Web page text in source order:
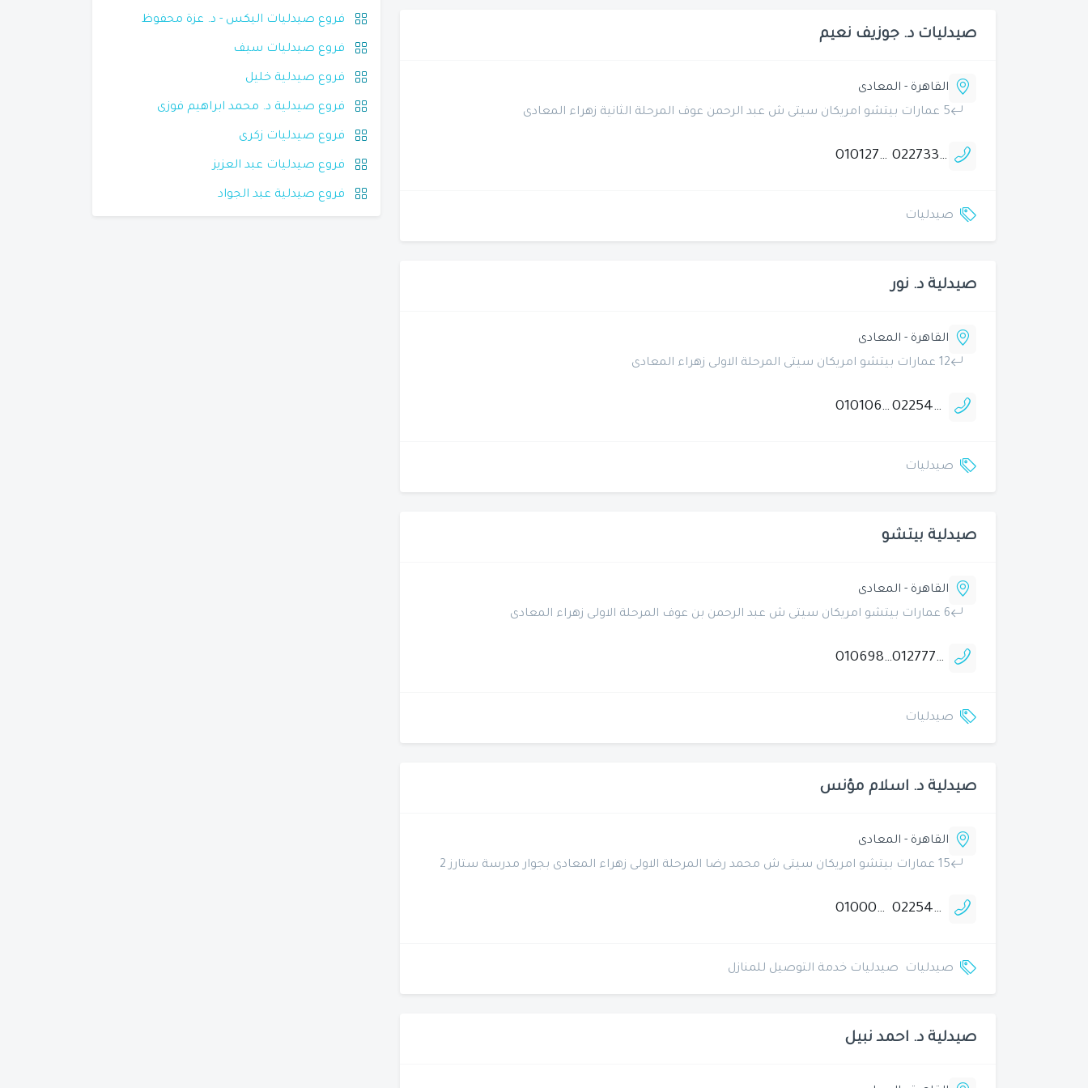
صيدليات د. جوزيف نعيم
القاهرة - المعادى
5 عمارات بيتشو امريكان سيتى ش عبد الرحمن عوف المرحلة الثانية زهراء المعادى
0227338195
01012757276
صيدليات
صيدلية د. نور
القاهرة - المعادى
12 عمارات بيتشو امريكان سيتى المرحلة الاولى زهراء المعادى
0225400986
01010605181
صيدليات
صيدلية بيتشو
القاهرة - المعادى
6 عمارات بيتشو امريكان سيتى ش عبد الرحمن بن عوف المرحلة الاولى زهراء المعادى
01277719426
01069800195
صيدليات
صيدلية د. اسلام مؤنس
القاهرة - المعادى
15 عمارات بيتشو امريكان سيتى ش محمد رضا المرحلة الاولى زهراء المعادى بجوار مدرسة ستارز 2
0225401936
01000084556
صيدليات صيدليات خدمة التوصيل للمنازل
صيدلية د. احمد نبيل
فروع صيدليات اليكس - د. عزة محفوظ
فروع صيدليات سيف
فروع صيدلية خليل
فروع صيدلية د. محمد ابراهيم فوزى
فروع صيدليات زكرى
فروع صيدليات عبد العزيز
فروع صيدلية عبد الجواد